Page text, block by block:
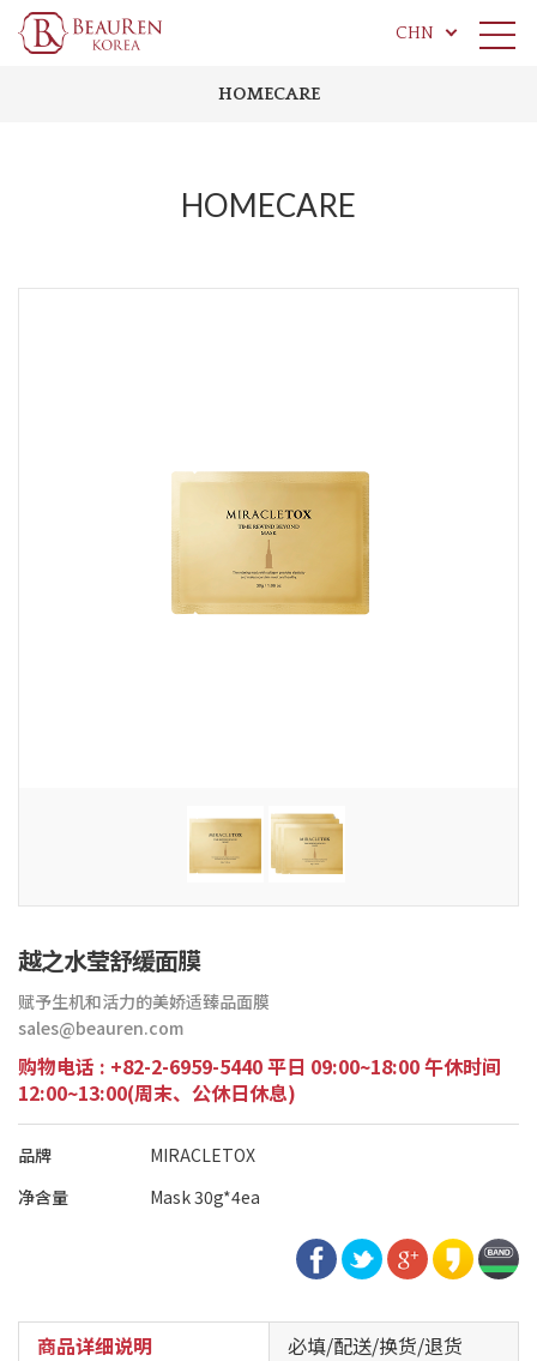
CHN
HOMECARE
HOMECARE
越之水莹舒缓面膜
赋予生机和活力的美娇适臻品面膜
sales@beauren.com
购物电话 : +82-2-6959-5440 平日 09:00~18:00 午休时间
12:00~13:00(周末、公休日休息)
品牌
MIRACLETOX
净含量
Mask 30g*4ea
商品详细说明
必填/配送/换货/退货